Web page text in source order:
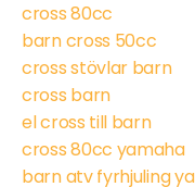
cross 80cc
barn cross 50cc
cross stövlar barn
cross barn
el cross till barn
cross 80cc yamaha
barn atv fyrhjuling